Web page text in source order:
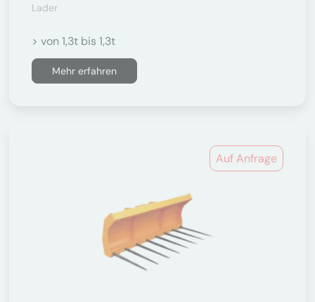
Lader
> von 1,3t bis 1,3t
Mehr erfahren
Auf Anfrage